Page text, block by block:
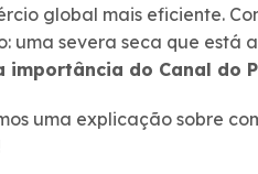
global mais eficiente.
uma severa seca que está
importância do Canal do
uma explicação sobre